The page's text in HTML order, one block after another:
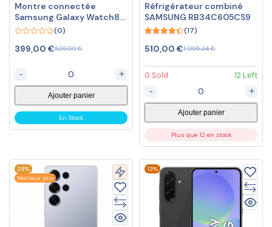
Montre connectée
Samsung Galaxy Watch8
Classic (46 mm / Blanc)
out
(0)
529,00€
399,00 €
- +
Ajouter panier
En Stock
Réfrigérateur combiné
SAMSUNG RB34C605CS9
out of 5
(17)
1 005,24€
510,00 €
0 Sold
12 Left
-
+
Ajouter panier
Plus que 12 en stock
38%
Meilleur prix
13%